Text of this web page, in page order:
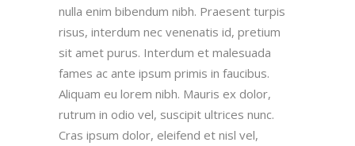
nulla enim bibendum nibh. Praesent turpis
risus, interdum nec venenatis id, pretium
sit amet purus. Interdum et malesuada
fames ac ante ipsum primis in faucibus.
Aliquam eu lorem nibh. Mauris ex dolor,
rutrum in odio vel, suscipit ultrices nunc.
Cras ipsum dolor, eleifend et nisl vel,